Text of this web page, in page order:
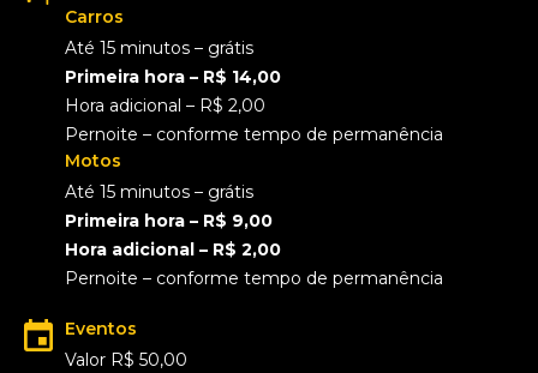
Carros
Até 15 minutos – grátis
Primeira hora – R$ 14,00
Hora adicional – R$ 2,00
Pernoite – conforme tempo de permanência
Motos
Até 15 minutos – grátis
Primeira hora – R$ 9,00
Hora adicional – R$ 2,00
Pernoite – conforme tempo de permanência
Eventos
Valor R$ 50,00